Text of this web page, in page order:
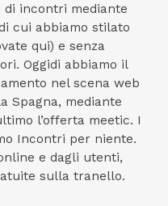
di incontri mediante
cui abbiamo stilato
qui) e senza
Oggidi abbiamo il
nel scena web
Spagna, mediante
l’offerta meetic. I
Incontri per niente.
e dagli utenti,
sulla tranello.